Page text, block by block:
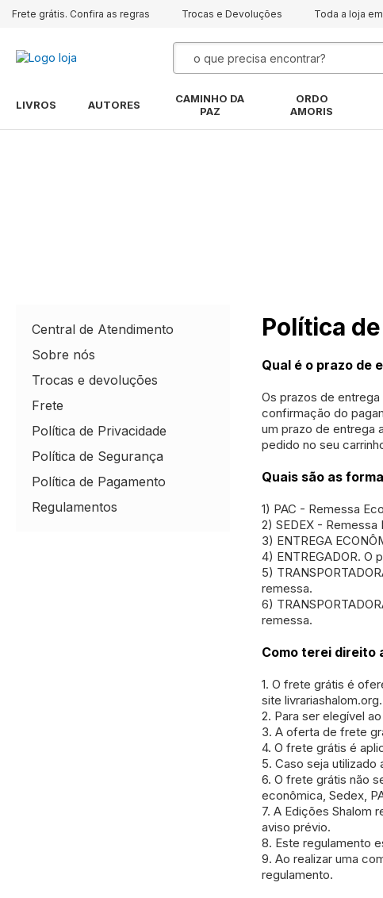
Frete grátis. Confira as regras Trocas e Devoluções Toda a loja
Pesquisa
LIVROS AUTORES
CAMINHO DA
PAZ
ORDO
AMORIS
Central de Atendimento
Sobre nós
Trocas e devoluções
Frete
Política de Privacidade
Política de Segurança
Política de Pagamento
Regulamentos
Política
Qual é o prazo de
Os prazos de
confirmação do
um prazo de entrega
pedido no seu
Quais são as
1) PAC - Remessa
2) SEDEX -
3) ENTREGA
4) ENTREGADOR. O
5)
remessa.
6)
remessa.
Como terei direito
1. O frete grátis é
site livrariashalom.org.
2. Para ser elegível
3. A oferta de frete
4. O frete grátis é
5. Caso seja
6. O frete grátis não
econômica, Sedex,
7. A Edições Shalom
aviso prévio.
8. Este regulamento
9. Ao realizar uma
regulamento.